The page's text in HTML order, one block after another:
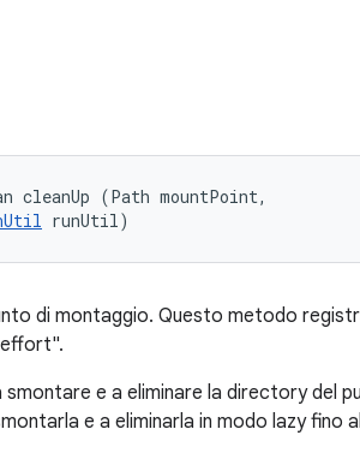
cleanUp (Path mountPoint,
runUtil)
di montaggio. Questo metodo
e a eliminare la directory del
e a eliminarla in modo lazy fino